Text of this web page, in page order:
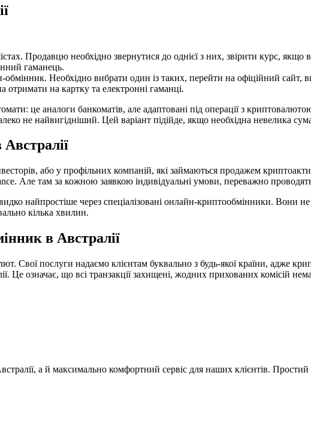
Продавцю необхідно звернутися до однієї з них, звірити курс,
гаманець.
Необхідно вибрати один із таких, перейти на офіційний сайт,
на картку та електронні гаманці.
це аналоги банкоматів, але адаптовані під операції з
не найвигідніший. Цей варіант підійде, якщо необхідна невелика
або у профільних компаній, які займаються продажем
Але там за кожною заявкою індивідуальні умови, переважно
найпростіше через спеціалізовані онлайн-криптообмінники. Вони
кілька хвилин.
в Австралії
послуги надаємо клієнтам буквально з будь-якої країни, адже
означає, що всі транзакції захищені, жодних прихованих комісій
а й максимально комфортний сервіс для наших клієнтів.